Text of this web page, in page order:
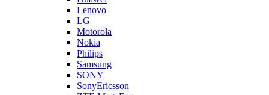
Lenovo
LG
Motorola
Nokia
Philips
Samsung
SONY
SonyEricsson